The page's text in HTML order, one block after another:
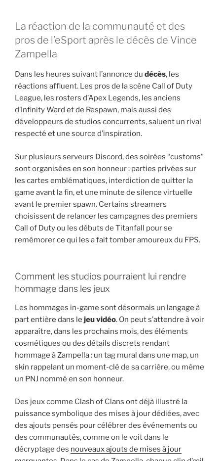
La réaction de la communauté et des
pros de l’eSport après le décès de Vince
Zampella
Dans les heures suivant l’annonce du décès, les
réactions affluent. Les pros de la scène Call of Duty
League, les rosters d’Apex Legends, les anciens
d’Infinity Ward et de Respawn, mais aussi des
développeurs de studios concurrents, saluent un rival
respecté et une source d’inspiration.
Sur plusieurs serveurs Discord, des soirées “customs”
sont organisées en son honneur : parties privées sur
les cartes emblématiques, interdiction de quitter la
game avant la fin, et une minute de silence virtuelle
avant le premier spawn. Certains streamers
choisissent de relancer les campagnes des premiers
Call of Duty ou les débuts de Titanfall pour se
remémorer ce qui les a fait tomber amoureux du FPS.
Comment les studios pourraient lui rendre
hommage dans les jeux
Les hommages in-game sont désormais un langage à
part entière dans le jeu vidéo. On peut s’attendre à voir
apparaître, dans les prochains mois, des éléments
cosmétiques ou des détails discrets rendant
hommage à Zampella : un tag mural dans une map, un
skin rappelant un moment-clé de sa carrière, ou même
un PNJ nommé en son honneur.
Des jeux comme Clash of Clans ont déjà illustré la
puissance symbolique des mises à jour dédiées, avec
des ajouts pensés pour célébrer des événements ou
des communautés, comme on le voit dans le
décryptage des nouveaux ajouts de mises à jour